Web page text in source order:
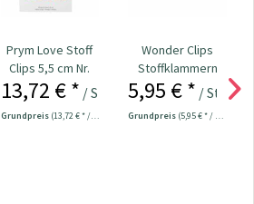
Prym Love Stoff
Clips 5,5 cm Nr.
610183
13,72 € * / Stück
Grundpreis (13,72 € * / 1 Stück)
Wonder Clips
Stoffklammern
klein - 20 Stück
5,95 € * / Stück
Grundpreis (5,95 € * / 1 Stück)